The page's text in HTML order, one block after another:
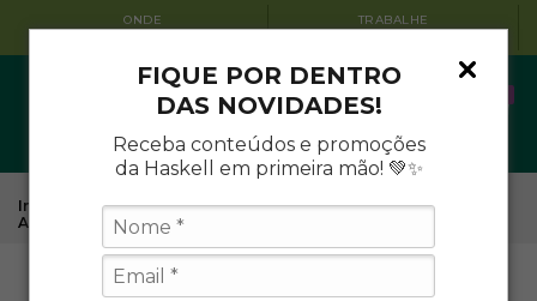
FIQUE POR DENTRO
DAS NOVIDADES!
Receba conteúdos e promoções
da Haskell em primeira mão! 💚✨
ONDE
ENCONTRAR
TRABALHE
CONOSCO
Início Tratamentos Capilares Haskell . Ametista . Shampoo
Ametista Desamareladora 300ml